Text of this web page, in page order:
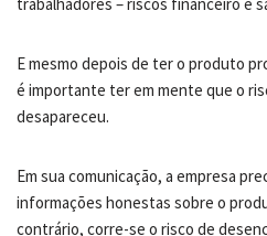
E mesmo depois de ter o produto
é importante ter em mente que o
desapareceu.
Em sua comunicação, a empresa
informações honestas sobre o
contrário, corre-se o risco de